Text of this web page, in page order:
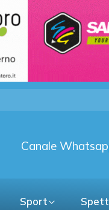
Canale
Sport